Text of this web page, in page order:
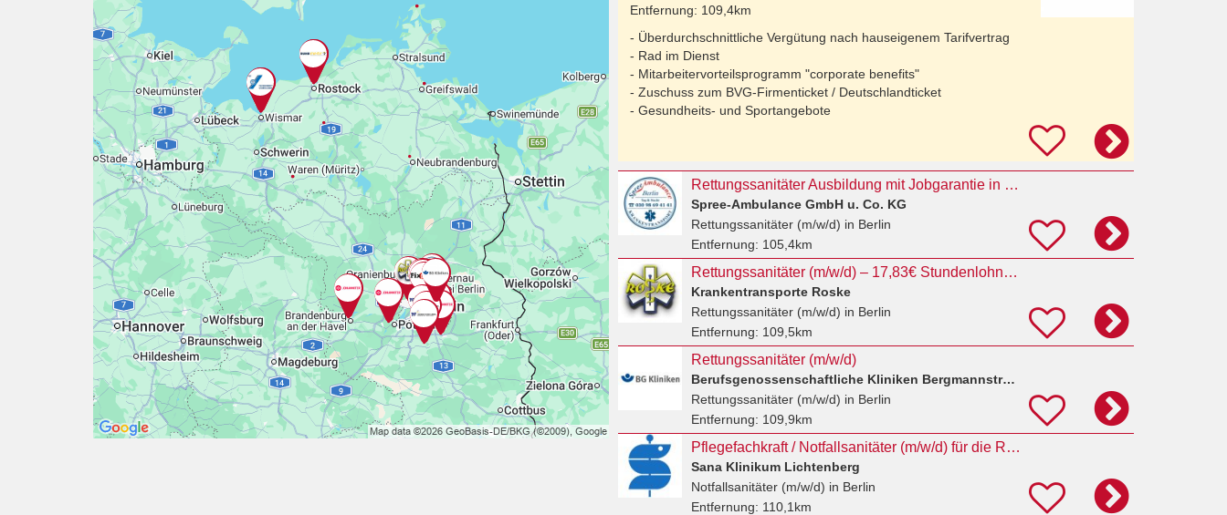
Entfernung: 109,4km
- Überdurchschnittliche Vergütung nach hauseigenem Tarifvertrag
- Rad im Dienst
- Mitarbeitervorteilsprogramm "corporate benefits"
- Zuschuss zum BVG-Firmenticket / Deutschlandticket
- Gesundheits- und Sportangebote
Rettungssanitäter Ausbildung mit Jobgarantie in 3 Monaten
Spree-Ambulance GmbH u. Co. KG
Rettungssanitäter (m/w/d) in Berlin
Entfernung: 105,4km
Rettungssanitäter (m/w/d) – 17,83€ Stundenlohn + Zulagen + VP – Standorte Falkensee & Berlin
Krankentransporte Roske
Rettungssanitäter (m/w/d) in Berlin
Entfernung: 109,5km
Rettungssanitäter (m/w/d)
Berufsgenossenschaftliche Kliniken Bergmannstrost
Rettungssanitäter (m/w/d) in Berlin
Entfernung: 109,9km
Pflegefachkraft / Notfallsanitäter (m/w/d) für die Rettungsstelle
Sana Klinikum Lichtenberg
Notfallsanitäter (m/w/d) in Berlin
Entfernung: 110,1km